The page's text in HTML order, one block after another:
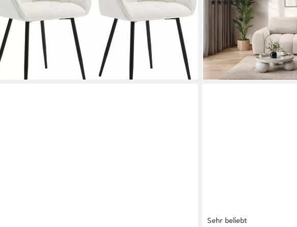
(62,50 €/ 1 Stk)
-50%
lieferbar - in 3-4 Werktagen bei dir
(29)
ab 1.239,99 € UVP
lieferbar in 6 Wochen
+2
Sehr beliebt